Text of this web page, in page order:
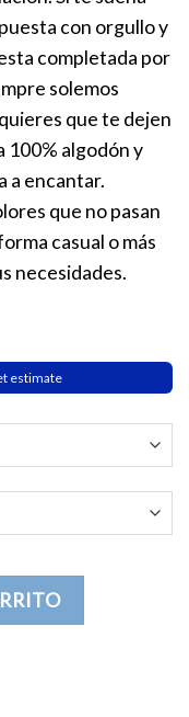
con orgullo y
completada por
solemos
que te dejen
100% algodón y
a encantar.
que no pasan
casual o más
necesidades.
estimate